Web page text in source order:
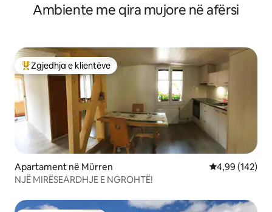
Ambiente me qira mujore në afërsi
Më të mirat e zgjedhjeve të klientëve
Zgjedhja e klientëve
Apartament në Mürren Vlerësimi
4,99 (142)
NJË MIRËSEARDHJE E NGROHTË!